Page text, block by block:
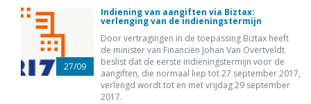
27/09
Indiening van aangiften via Biztax:
verlenging van de indieningstermijn
Door vertragingen in de toepassing Biztax heeft
de minister van Financiën Johan Van Overtveldt
beslist dat de eerste indieningstermijn voor de
aangiften, die normaal liep tot 27 september 2017,
verlengd wordt tot en met vrijdag 29 september
2017.